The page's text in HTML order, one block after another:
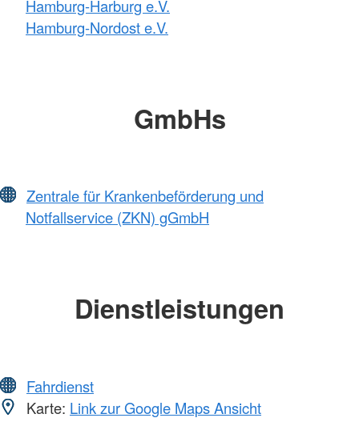
Hamburg-Harburg e.V.
Hamburg-Nordost e.V.
GmbHs
Zentrale für Krankenbeförderung und
Notfallservice (ZKN) gGmbH
Dienstleistungen
Fahrdienst
Karte: Link zur Google Maps Ansicht